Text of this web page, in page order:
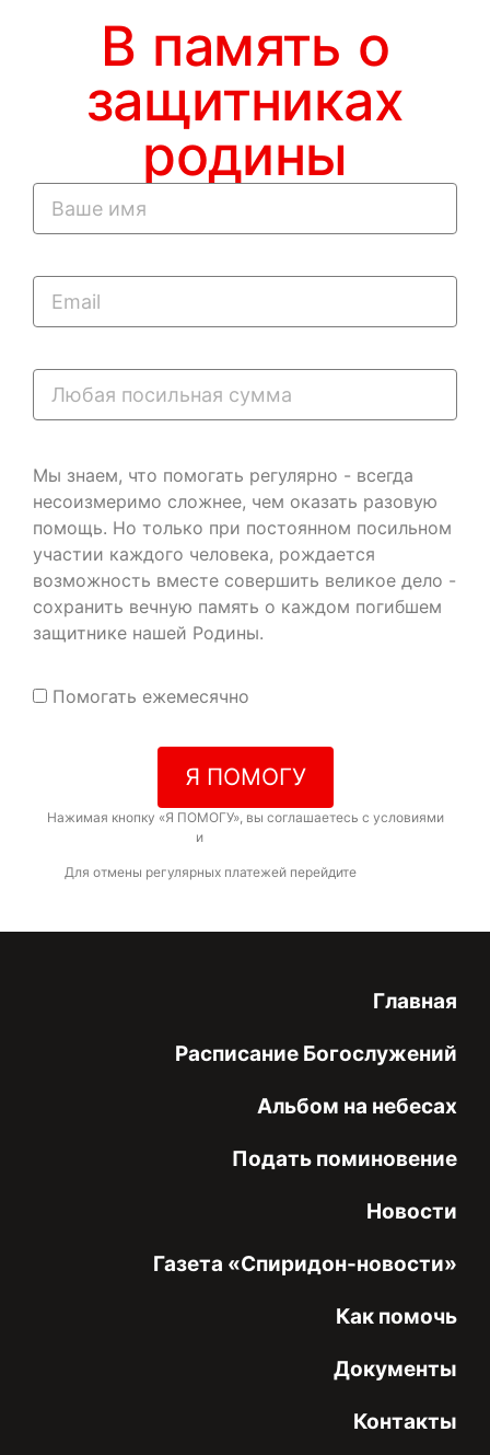
В память о
защитниках
родины
Мы знаем, что помогать регулярно - всегда
несоизмеримо сложнее, чем оказать разовую
помощь. Но только при постоянном посильном
участии каждого человека, рождается
возможность вместе совершить великое дело -
сохранить вечную память о каждом погибшем
защитнике нашей Родины.
Помогать ежемесячно
Я ПОМОГУ
Нажимая кнопку «Я ПОМОГУ», вы соглашаетесь с условиями
и
Для отмены регулярных платежей перейдите
Главная
Расписание Богослужений
Альбом на небесах
Подать поминовение
Новости
Газета «Спиридон-новости»
Как помочь
Документы
Контакты